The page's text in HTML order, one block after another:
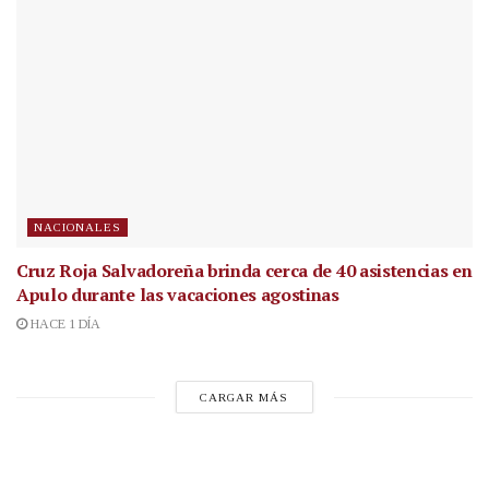
NACIONALES
Cruz Roja Salvadoreña brinda cerca de 40 asistencias en
Apulo durante las vacaciones agostinas
HACE 1 DÍA
CARGAR MÁS